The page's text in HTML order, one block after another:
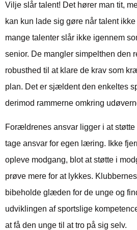
Vilje slår talent! Det hører man tit,
kan kun lade sig gøre når talent
mange talenter slår ikke igennem
senior. De mangler simpelthen den
robusthed til at klare de krav som
plan. Det er sjældent den enkeltes
derimod rammerne omkring
Forældrenes ansvar ligger i at
tage ansvar for egen læring. Ikke
opleve modgang, blot at støtte i
prøve mere for at lykkes.
bibeholde glæden for de unge og
udviklingen af sportslige
at få den unge til at tro på sig selv.